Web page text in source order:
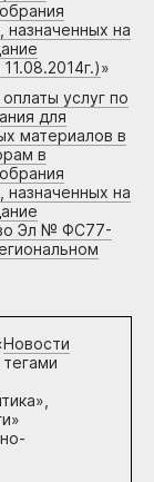
на
»
услуг по
для
материалов в
в
на
Эл № ФС77-
Новости
тегами